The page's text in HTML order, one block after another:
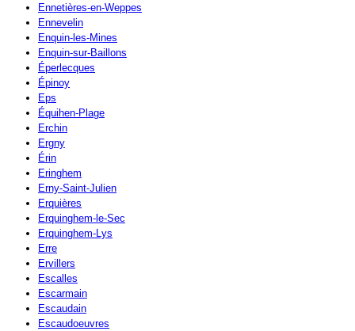
Ennetières-en-Weppes
Ennevelin
Enquin-les-Mines
Enquin-sur-Baillons
Éperlecques
Épinoy
Eps
Équihen-Plage
Erchin
Ergny
Érin
Eringhem
Erny-Saint-Julien
Erquières
Erquinghem-le-Sec
Erquinghem-Lys
Erre
Ervillers
Escalles
Escarmain
Escaudain
Escaudoeuvres